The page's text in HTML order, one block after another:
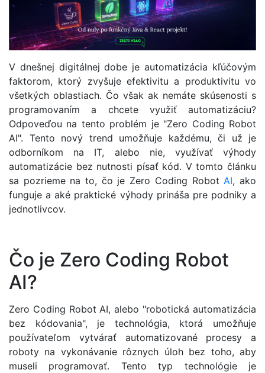
V dnešnej digitálnej dobe je automatizácia kľúčovým
faktorom, ktorý zvyšuje efektivitu a produktivitu vo
všetkých oblastiach. Čo však ak nemáte skúsenosti s
programovaním a chcete využiť automatizáciu?
Odpoveďou na tento problém je "Zero Coding Robot
AI". Tento nový trend umožňuje každému, či už je
odborníkom na IT, alebo nie, využívať výhody
automatizácie bez nutnosti písať kód. V tomto článku
sa pozrieme na to, čo je Zero Coding RobotAI, ako
funguje a aké praktické výhody prináša pre podniky a
jednotlivcov.
Čo je Zero Coding Robot
AI?
Zero Coding Robot AI, alebo "robotická automatizácia
bez kódovania", je technológia, ktorá umožňuje
používateľom vytvárať automatizované procesy a
roboty na vykonávanie rôznych úloh bez toho, aby
museli programovať. Tento typ technológie je